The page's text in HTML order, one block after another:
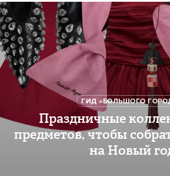
ГИД «БОЛЬШОГО
Праздничные
предметов, чтобы
на Новый